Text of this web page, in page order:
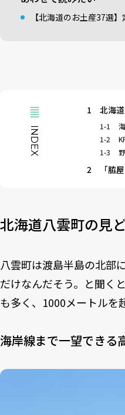
【北海道のお土産37選
INDEX
1 北海
1-1
1-2
1-3
2 「脇
北海道八雲町の見
八雲町は渡島半島の北部
だけなんだそう。と聞く
も多く、1000メートルを
海岸線まで一望できる